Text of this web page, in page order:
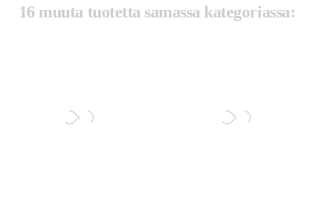
16 muuta tuotetta samassa kategoriassa: